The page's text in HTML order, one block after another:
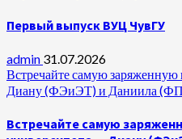
Первый выпуск ВУЦ ЧувГУ
admin 31.07.2026
Встречайте самую
Диану (ФЭиЭТ) и Даниила
Встречайте самую